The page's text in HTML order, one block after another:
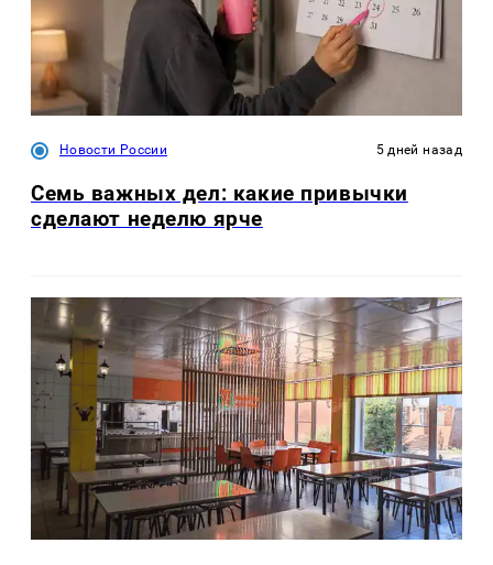
Новости России 5 дней назад
Семь важных дел: какие привычки
сделают неделю ярче